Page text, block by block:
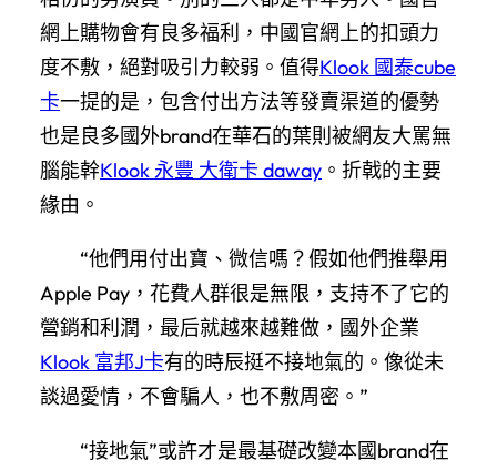
網上購物會有良多福利，中國官網上的扣頭力
度不敷，絕對吸引力較弱。值得Klook 國泰cube
卡一提的是，包含付出方法等發賣渠道的優勢
也是良多國外brand在華石的葉則被網友大罵無
腦能幹Klook 永豐 大衛卡 daway 。折戟的主要
緣由。
“他們用付出寶、微信嗎？假如他們推舉用
Apple Pay，花費人群很是無限，支持不了它的
營銷和利潤，最后就越來越難做，國外企業
Klook 富邦J卡有的時辰挺不接地氣的。像從未
談過愛情，不會騙人，也不敷周密。”
“接地氣”或許才是最基礎改變本國brand在